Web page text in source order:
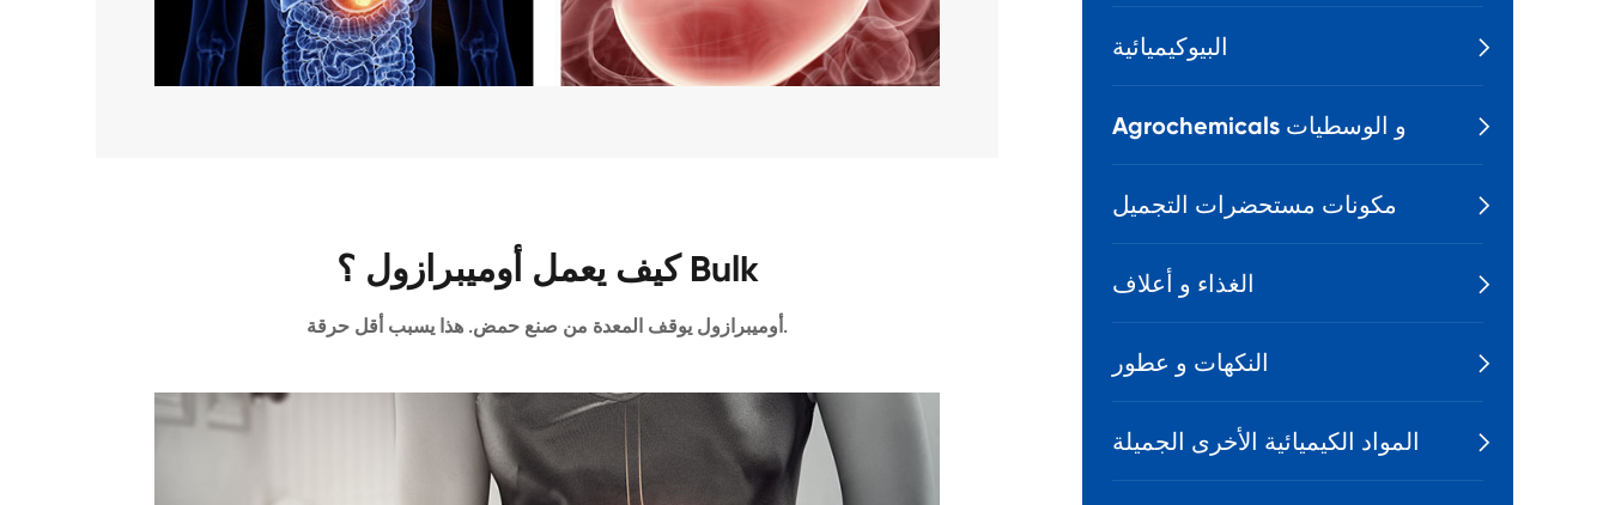
كيف يعمل أوميبرازول ؟ Bulk
أوميبرازول يوقف المعدة من صنع حمض. هذا يسبب أقل حرقة.
البيوكيميائية 
Agrochemicals و الوسطيات 
مكونات مستحضرات التجميل 
الغذاء و أعلاف 
النكهات و عطور 
المواد الكيميائية الأخرى الجميلة 